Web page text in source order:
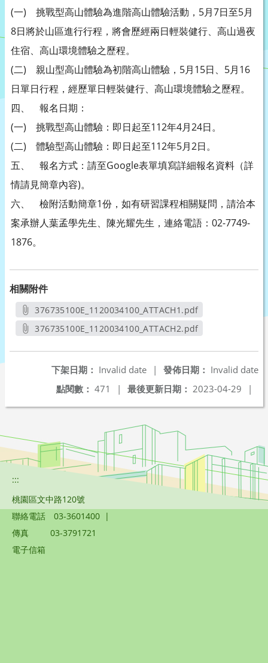
(一) 挑戰型高山體驗為進階高山體驗活動，5月7日至5月
8日將於山區進行行程，將會歷經兩日輕裝健行、高山過夜
住宿、高山環境體驗之歷程。
(二) 親山型高山體驗為初階高山體驗，5月15日、5月16
日單日行程，經歷單日輕裝健行、高山環境體驗之歷程。
四、 報名日期：
(一) 挑戰型高山體驗：即日起至112年4月24日。
(二) 體驗型高山體驗：即日起至112年5月2日。
五、 報名方式：請至Google表單填寫詳細報名資料（詳
情請見簡章內容)。
六、 檢附活動簡章1份，如有研習課程相關疑問，請洽本
案承辦人葉孟學先生、陳光耀先生，連絡電語：02-7749-
1876。
相關附件
376735100E_1120034100_ATTACH1.pdf
另開新視窗
376735100E_1120034100_ATTACH2.pdf
發佈日期： Invalid date
下架日期： Invalid date
|
最後更新日期： 2023-04-29 |
點閱數： 471 |
:::
桃園區文中路120號
聯絡電話
03-3601400 |
傳真
03-3791721
電子信箱